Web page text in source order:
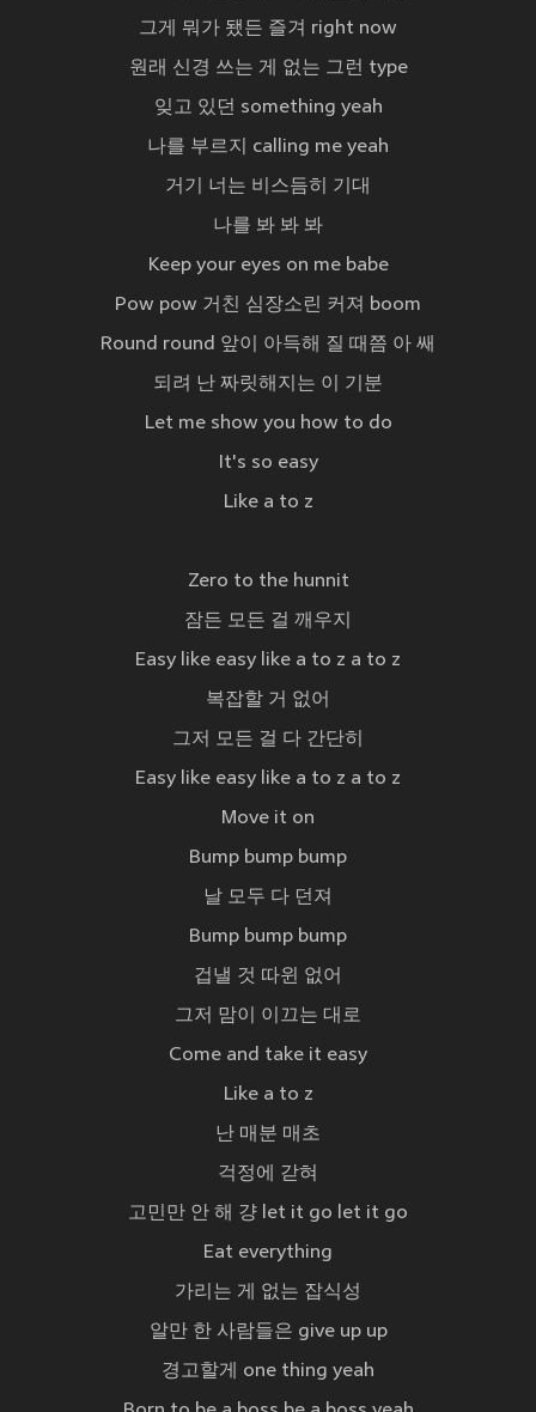
그게 뭐가 됐든 즐겨 right now
원래 신경 쓰는 게 없는 그런 type
잊고 있던 something yeah
나를 부르지 calling me yeah
거기 너는 비스듬히 기대
나를 봐 봐 봐
Keep your eyes on me babe
Pow pow 거친 심장소린 커져 boom
Round round 앞이 아득해 질 때쯤 아 쌔
되려 난 짜릿해지는 이 기분
Let me show you how to do
It's so easy
Like a to z
Zero to the hunnit
잠든 모든 걸 깨우지
Easy like easy like a to z a to z
복잡할 거 없어
그저 모든 걸 다 간단히
Easy like easy like a to z a to z
Move it on
Bump bump bump
날 모두 다 던져
Bump bump bump
겁낼 것 따윈 없어
그저 맘이 이끄는 대로
Come and take it easy
Like a to z
난 매분 매초
걱정에 갇혀
고민만 안 해 걍 let it go let it go
Eat everything
가리는 게 없는 잡식성
알만 한 사람들은 give up up
경고할게 one thing yeah